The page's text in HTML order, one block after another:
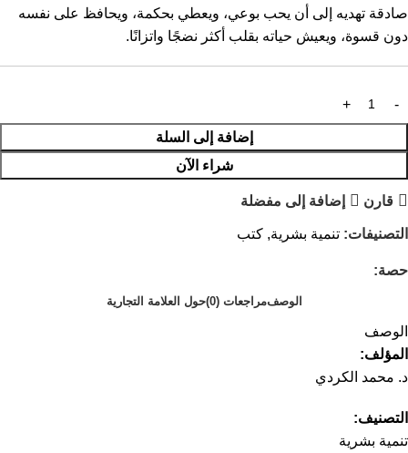
صادقة تهديه إلى أن يحب بوعي، ويعطي بحكمة، ويحافظ على نفسه
دون قسوة، ويعيش حياته بقلب أكثر نضجًا واتزانًا.
إضافة إلى السلة
شراء الآن
قارن إضافة إلى مفضلة
التصنيفات: تنمية بشرية, كتب
حصة:
الوصفمراجعات (0) حول العلامة التجارية
الوصف
المؤلف:
د. محمد الكردي
التصنيف:
تنمية بشرية